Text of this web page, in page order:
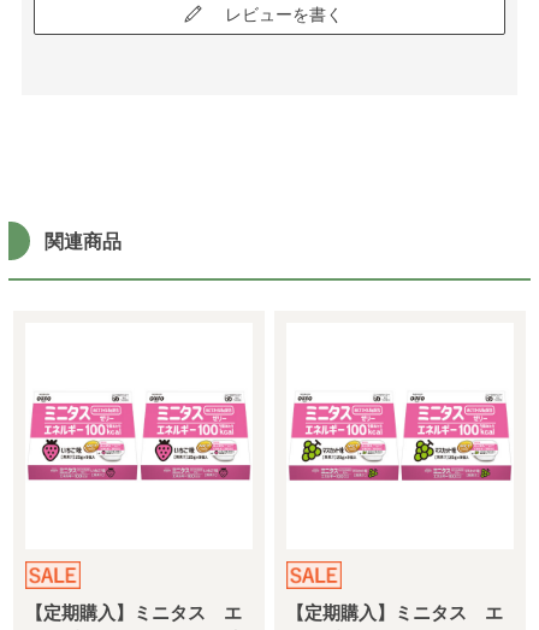
レビューを書く
関連商品
【定期購入】ミニタス エ
【定期購入】ミニタス エ